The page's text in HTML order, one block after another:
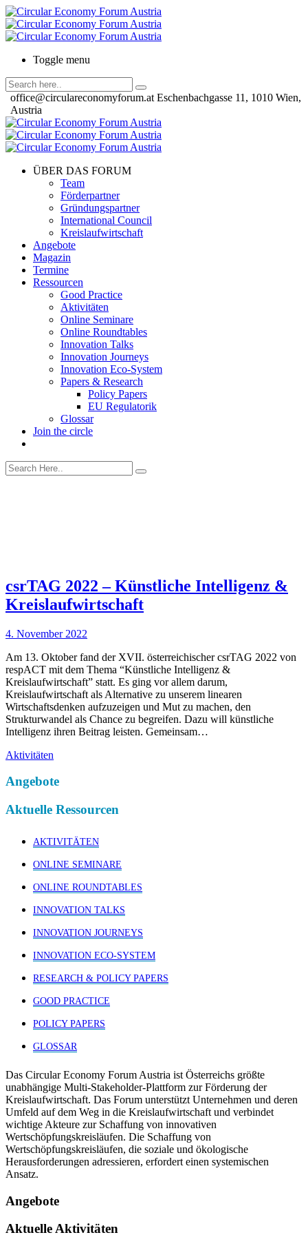
Toggle menu
office@circulareconomyforum.at Eschenbachgasse 11, 1010 Wien,
Austria
ÜBER DAS FORUM
Team
Förderpartner
Gründungspartner
International Council
Kreislaufwirtschaft
Angebote
Magazin
Termine
Ressourcen
Good Practice
Aktivitäten
Online Seminare
Online Roundtables
Innovation Talks
Innovation Journeys
Innovation Eco-System
Papers & Research
Policy Papers
EU Regulatorik
Glossar
Join the circle
csrTAG 2022 – Künstliche Intelligenz &
Kreislaufwirtschaft
4. November 2022
Am 13. Oktober fand der XVII. österreichischer csrTAG 2022 von
respACT mit dem Thema “Künstliche Intelligenz &
Kreislaufwirtschaft” statt. Es ging vor allem darum,
Kreislaufwirtschaft als Alternative zu unserem linearen
Wirtschaftsdenken aufzuzeigen und Mut zu machen, den
Strukturwandel als Chance zu begreifen. Dazu will künstliche
Intelligenz ihren Beitrag leisten. Gemeinsam…
Aktivitäten
Angebote
Aktuelle Ressourcen
AKTIVITÄTEN
ONLINE SEMINARE
ONLINE ROUNDTABLES
INNOVATION TALKS
INNOVATION JOURNEYS
INNOVATION ECO-SYSTEM
RESEARCH & POLICY PAPERS
GOOD PRACTICE
POLICY PAPERS
GLOSSAR
Das Circular Economy Forum Austria ist Österreichs größte
unabhängige Multi-Stakeholder-Plattform zur Förderung der
Kreislaufwirtschaft. Das Forum unterstützt Unternehmen und deren
Umfeld auf dem Weg in die Kreislaufwirtschaft und verbindet
wichtige Akteure zur Schaffung von innovativen
Wertschöpfungskreisläufen. Die Schaffung von
Wertschöpfungskreisläufen, die soziale und ökologische
Herausforderungen adressieren, erfordert einen systemischen
Ansatz.
Angebote
Aktuelle Aktivitäten